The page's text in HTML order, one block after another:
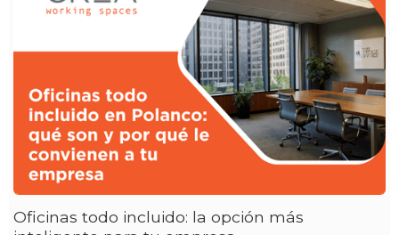
Oficinas todo incluido: la opción más